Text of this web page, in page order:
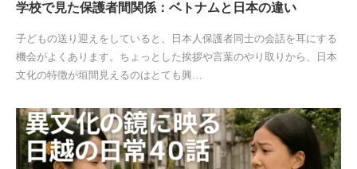
学校で見た保護者間関係：ベトナムと日本の違い
子どもの送り迎えをしていると、日本人保護者同士の会話を耳にする
機会がよくあります。ちょっとした挨拶や言葉のやり取りから、日本
文化の特徴が垣間見えるのはとても興…